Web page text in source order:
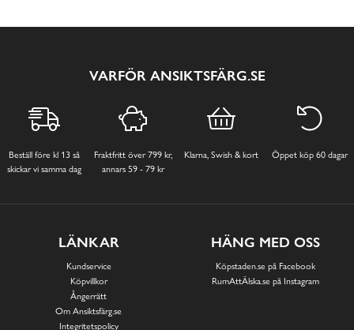
VARFÖR ANSIKTSFÄRG.SE
Beställ före kl 13 så
skickar vi samma dag
Fraktfritt över 799 kr,
annars 59 - 79 kr
Klarna, Swish & kort Öppet köp 60 dagar
LÄNKAR
Kundservice
Köpvillkor
Ångerrätt
Om Ansiktsfärg.se
Integritetspolicy
HÄNG MED OSS
Köpstaden.se på Facebook
RumAttÄlska.se på Instagram